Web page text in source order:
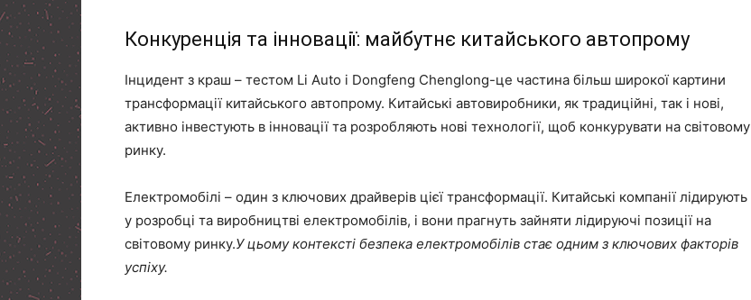
Конкуренція та інновації: майбутнє китайського автопрому
Інцидент з краш – тестом Li Auto і Dongfeng Chenglong-це частина більш широкої картини
трансформації китайського автопрому. Китайські автовиробники, як традиційні, так і нові,
активно інвестують в інновації та розробляють нові технології, щоб конкурувати на світовому
ринку.
Електромобілі – один з ключових драйверів цієї трансформації. Китайські компанії лідирують
у розробці та виробництві електромобілів, і вони прагнуть зайняти лідируючі позиції на
світовому ринку.У цьому контексті безпека електромобілів стає одним з ключових факторів
успіху.